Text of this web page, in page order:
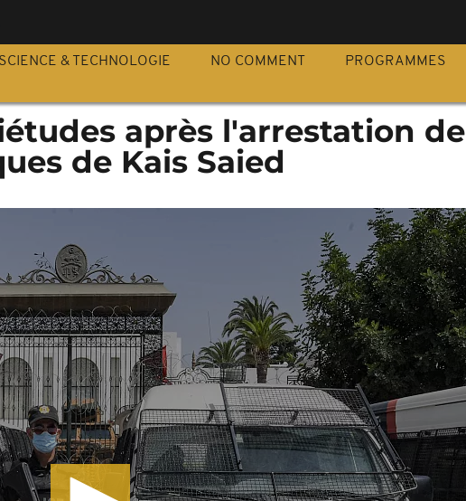
SCIENCE & TECHNOLOGIE NO COMMENT PROGRAMMES
après l'arrestation de
de Kais Saied